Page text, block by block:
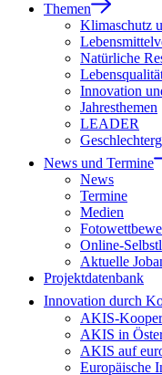
Themen
Klimaschutz
Natürliche
Innovation
Jahresthemen
LEADER
News und Termine
News
Termine
Medien
Online-
Aktuelle
Projektdatenbank
Innovation durch
AKIS-
AKIS in
AKIS auf
Europäische